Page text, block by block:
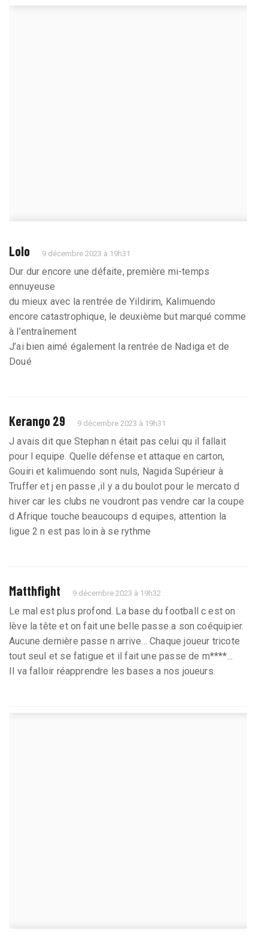
Lolo 9 décembre 2023 à 19h31
Dur dur encore une défaite, première mi-temps
ennuyeuse
du mieux avec la rentrée de Yildirim, Kalimuendo
encore catastrophique, le deuxième but marqué comme
à l’entraînement
J’ai bien aimé également la rentrée de Nadiga et de
Doué
Kerango 29 9 décembre 2023 à 19h31
J avais dit que Stephan n était pas celui qu il fallait
pour l equipe. Quelle défense et attaque en carton,
Gouiri et kalimuendo sont nuls, Nagida Supérieur à
Truffer et j en passe ,il y a du boulot pour le mercato d
hiver car les clubs ne voudront pas vendre car la coupe
d Afrique touche beaucoups d equipes, attention la
ligue 2 n est pas loin à se rythme
Matthfight 9 décembre 2023 à 19h32
Le mal est plus profond. La base du football c est on
lève la tête et on fait une belle passe a son coéquipier.
Aucune dernière passe n arrive... Chaque joueur tricote
tout seul et se fatigue et il fait une passe de m****...
Il va falloir réapprendre les bases a nos joueurs.